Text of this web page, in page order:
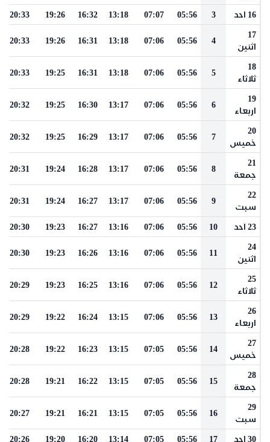
16 احد 3
05:56
07:07
13:18
16:32
19:26
20:33
17
اثنين
4
05:56
07:06
13:18
16:31
19:26
20:33
18
ثلاثاء
5
05:56
07:06
13:18
16:31
19:25
20:33
19
اربعاء
6
05:56
07:06
13:17
16:30
19:25
20:32
20
خميس
7
05:56
07:06
13:17
16:29
19:25
20:32
21
جمعة
8
05:56
07:06
13:17
16:28
19:24
20:31
22
سبت
9
05:56
07:06
13:17
16:27
19:24
20:31
23 احد 10
05:56
07:06
13:16
16:27
19:23
20:30
24
اثنين
11
05:56
07:06
13:16
16:26
19:23
20:30
25
ثلاثاء
12
05:56
07:06
13:16
16:25
19:23
20:29
26
اربعاء
13
05:56
07:06
13:15
16:24
19:22
20:29
27
خميس
14
05:56
07:05
13:15
16:23
19:22
20:28
28
جمعة
15
05:56
07:05
13:15
16:22
19:21
20:28
29
سبت
16
05:56
07:05
13:15
16:21
19:21
20:27
30 احد 17
05:56
07:05
13:14
16:20
19:20
20:26